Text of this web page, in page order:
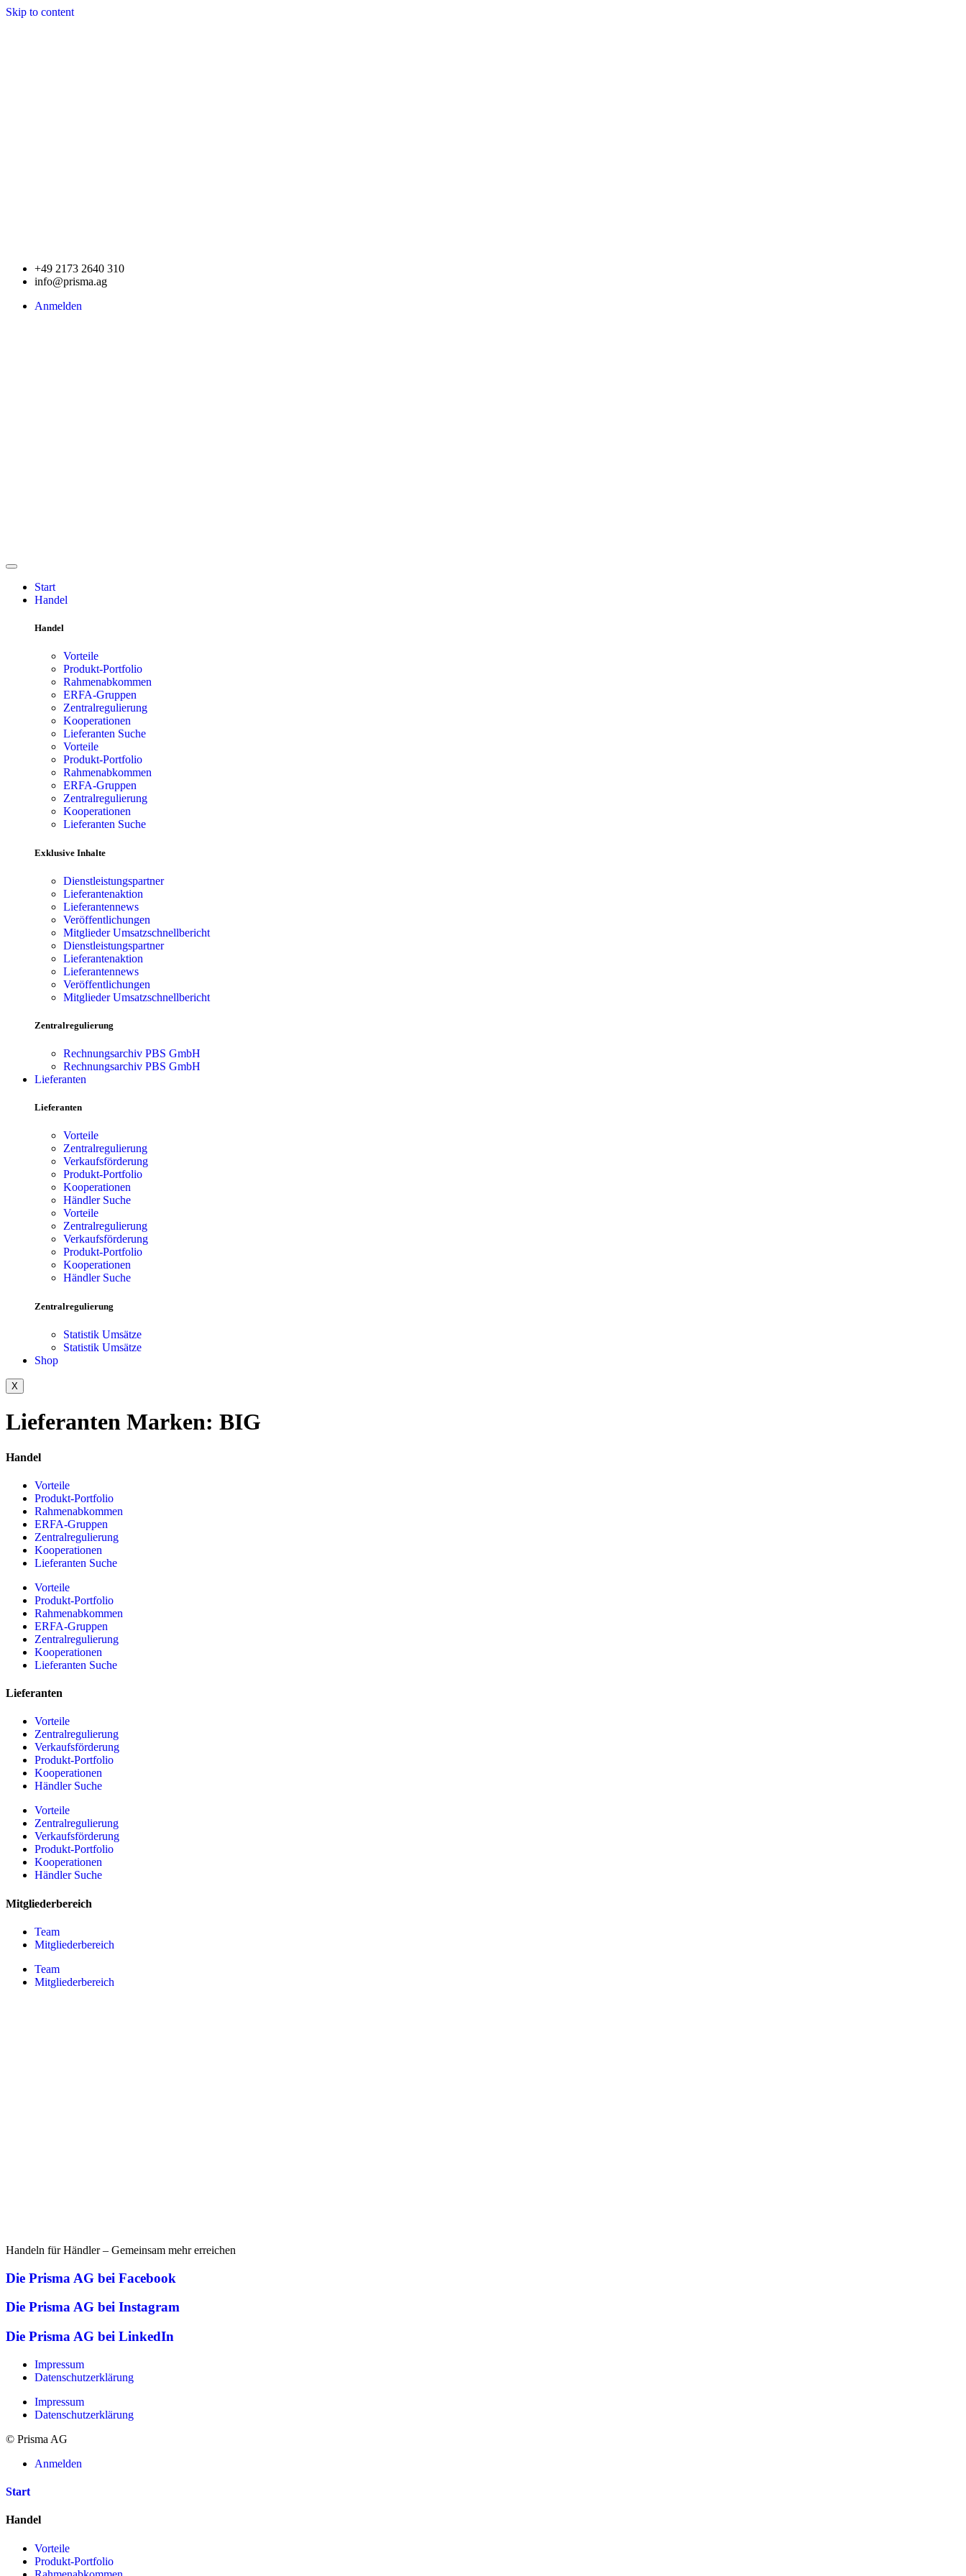
Skip to content
+49 2173 2640 310
info@prisma.ag
Anmelden
Start
Handel
Handel
Vorteile
Produkt-Portfolio
Rahmenabkommen
ERFA-Gruppen
Zentralregulierung
Kooperationen
Lieferanten Suche
Vorteile
Produkt-Portfolio
Rahmenabkommen
ERFA-Gruppen
Zentralregulierung
Kooperationen
Lieferanten Suche
Exklusive Inhalte
Dienstleistungspartner
Lieferantenaktion
Lieferantennews
Veröffentlichungen
Mitglieder Umsatzschnellbericht
Dienstleistungspartner
Lieferantenaktion
Lieferantennews
Veröffentlichungen
Mitglieder Umsatzschnellbericht
Zentralregulierung
Rechnungsarchiv PBS GmbH
Rechnungsarchiv PBS GmbH
Lieferanten
Lieferanten
Vorteile
Zentralregulierung
Verkaufsförderung
Produkt-Portfolio
Kooperationen
Händler Suche
Vorteile
Zentralregulierung
Verkaufsförderung
Produkt-Portfolio
Kooperationen
Händler Suche
Zentralregulierung
Statistik Umsätze
Statistik Umsätze
Shop
X
Lieferanten Marken: BIG
Handel
Vorteile
Produkt-Portfolio
Rahmenabkommen
ERFA-Gruppen
Zentralregulierung
Kooperationen
Lieferanten Suche
Vorteile
Produkt-Portfolio
Rahmenabkommen
ERFA-Gruppen
Zentralregulierung
Kooperationen
Lieferanten Suche
Lieferanten
Vorteile
Zentralregulierung
Verkaufsförderung
Produkt-Portfolio
Kooperationen
Händler Suche
Vorteile
Zentralregulierung
Verkaufsförderung
Produkt-Portfolio
Kooperationen
Händler Suche
Mitgliederbereich
Team
Mitgliederbereich
Team
Mitgliederbereich
Handeln für Händler – Gemeinsam mehr erreichen
Die Prisma AG bei Facebook
Die Prisma AG bei Instagram
Die Prisma AG bei LinkedIn
Impressum
Datenschutzerklärung
Impressum
Datenschutzerklärung
© Prisma AG
Anmelden
Start
Handel
Vorteile
Produkt-Portfolio